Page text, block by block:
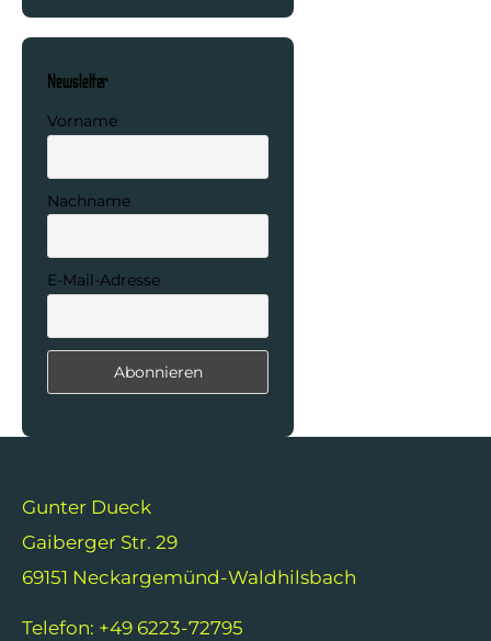
Newsletter
Vorname
Nachname
E-Mail-Adresse
Gunter Dueck
Gaiberger Str. 29
69151 Neckargemünd-Waldhilsbach
Telefon: +49 6223-72795